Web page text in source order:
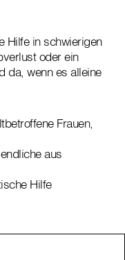
Hilfe in schwierigen
oder ein
da, wenn es alleine
Frauen,
aus
Hilfe